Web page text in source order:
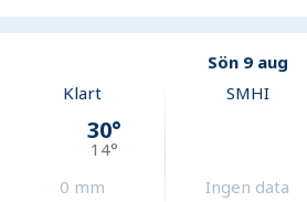
Sön 9 aug
Klart
30°
14°
0 mm
SMHI
Ingen data